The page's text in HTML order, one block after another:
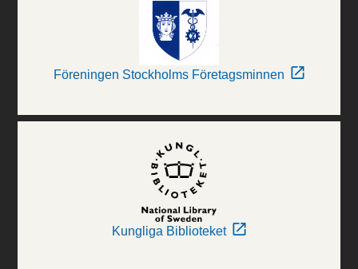
Föreningen Stockholms Företagsminnen
Kungliga Biblioteket